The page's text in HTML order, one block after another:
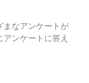
まなアンケートが
ンケートに答え